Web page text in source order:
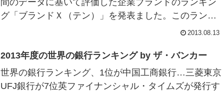
間のデータに基いて評価した企業ブランドのランキン
グ「ブランドＸ（テン）」を発表ました。このランキ
ング「ブランドＸ（テン）」は、同社の企業...2013.08.13
2013年度の世界の銀行ランキング by ザ・バンカー
世界の銀行ランキング、1位が中国工商銀行…三菱東京
UFJ銀行が7位英ファイナンシャル・タイムズが発行す